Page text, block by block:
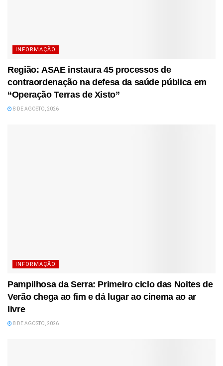
INFORMAÇÃO
Região: ASAE instaura 45 processos de
contraordenação na defesa da saúde pública em
“Operação Terras de Xisto”
8 DE AGOSTO, 2026
INFORMAÇÃO
Pampilhosa da Serra: Primeiro ciclo das Noites de
Verão chega ao fim e dá lugar ao cinema ao ar
livre
8 DE AGOSTO, 2026